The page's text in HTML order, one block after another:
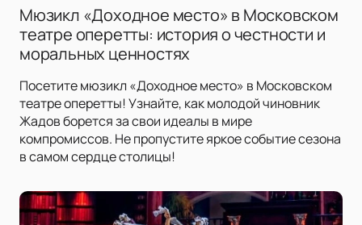
Мюзикл «Доходное место» в Московском
театре оперетты: история о честности и
моральных ценностях
Посетите мюзикл «Доходное место» в Московском
театре оперетты! Узнайте, как молодой чиновник
Жадов борется за свои идеалы в мире
компромиссов. Не пропустите яркое событие сезона
в самом сердце столицы!